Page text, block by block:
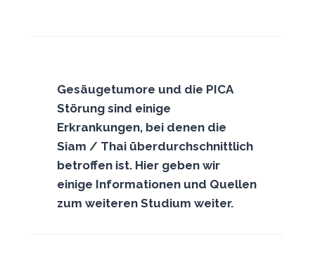
Gesäugetumore und die PICA
Störung sind einige
Erkrankungen, bei denen die
Siam / Thai überdurchschnittlich
betroffen ist. Hier geben wir
einige Informationen und Quellen
zum weiteren Studium weiter.